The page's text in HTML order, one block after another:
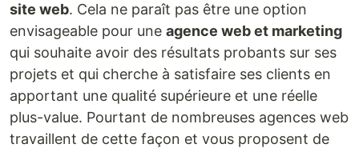
site web. Cela ne paraît pas être une option
envisageable pour une agence web et marketing
qui souhaite avoir des résultats probants sur ses
projets et qui cherche à satisfaire ses clients en
apportant une qualité supérieure et une réelle
plus-value. Pourtant de nombreuses agences web
travaillent de cette façon et vous proposent de